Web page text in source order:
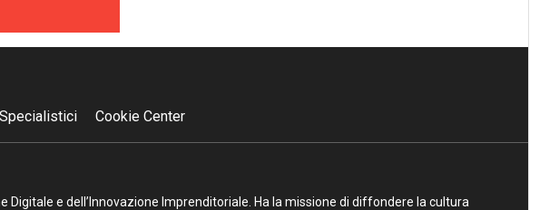
Cookie Center
e dell’Innovazione Imprenditoriale. Ha la missione di diffondere la cultura